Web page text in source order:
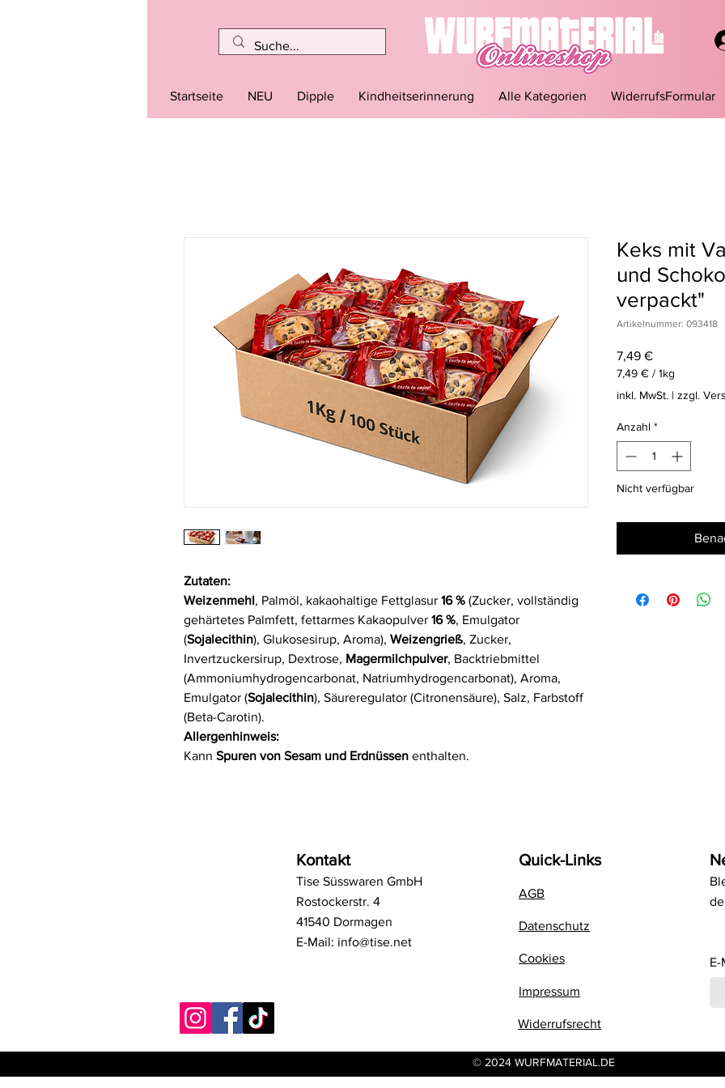
Startseite NEU Dipple Kindheitserinnerung Alle Kategorien WiderrufsFormular
Zutaten:
Weizenmehl, Palmöl, kakaohaltige Fettglasur 16 % (Zucker, vollständig
gehärtetes Palmfett, fettarmes Kakaopulver 16 %, Emulgator
(Sojalecithin), Glukosesirup, Aroma), Weizengrieß, Zucker,
Invertzuckersirup, Dextrose, Magermilchpulver, Backtriebmittel
(Ammoniumhydrogencarbonat, Natriumhydrogencarbonat), Aroma,
Emulgator (Sojalecithin), Säureregulator (Citronensäure), Salz, Farbstoff
(Beta-Carotin).
Allergenhinweis:
Kann Spuren von Sesam und Erdnüssen enthalten.
Keks mit
und
verpackt"
Artikelnummer: 093418
7,49 €Preis
7,49 € / 1kg
7,49 €
Kilogramm
inkl. MwSt. | zzgl.
Anzahl *
Nicht verfügbar
Kontakt
Tise Süsswaren GmbH
Rostockerstr. 4
41540 Dormagen
E-Mail: info@tise.net
Quick-Links
AGB
Datenschutz
Cookies
Impressum
Widerrufsrecht
E-
© 2024 WURFMATERIAL.DE